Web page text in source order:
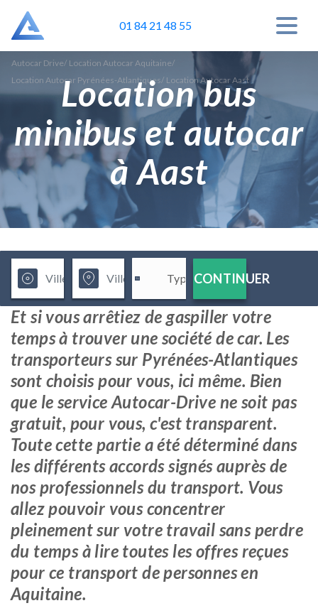
01 84 21 48 55
Autocar Drive/ Location Autocar Aquitaine/
Location Autocar Pyrénées-Atlantiques/ Location Autocar Aast
Location bus
minibus et autocar
à Aast
CONTINUER
Et si vous arrêtiez de gaspiller votre
temps à trouver une société de car. Les
transporteurs sur Pyrénées-Atlantiques
sont choisis pour vous, ici même. Bien
que le service Autocar-Drive ne soit pas
gratuit, pour vous, c'est transparent.
Toute cette partie a été déterminé dans
les différents accords signés auprès de
nos professionnels du transport. Vous
allez pouvoir vous concentrer
pleinement sur votre travail sans perdre
du temps à lire toutes les offres reçues
pour ce transport de personnes en
Aquitaine.